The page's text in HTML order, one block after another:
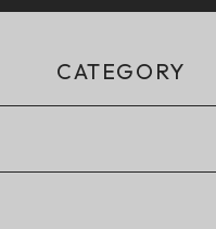
CATEGORY